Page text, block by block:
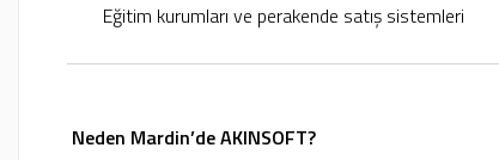
Eğitim kurumları ve perakende satış sistemleri
Neden Mardin’de AKINSOFT?